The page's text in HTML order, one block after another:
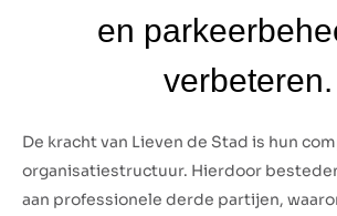
en
verbeteren.
De kracht van Lieven de Stad is hun
organisatiestructuur. Hierdoor
aan professionele derde partijen,